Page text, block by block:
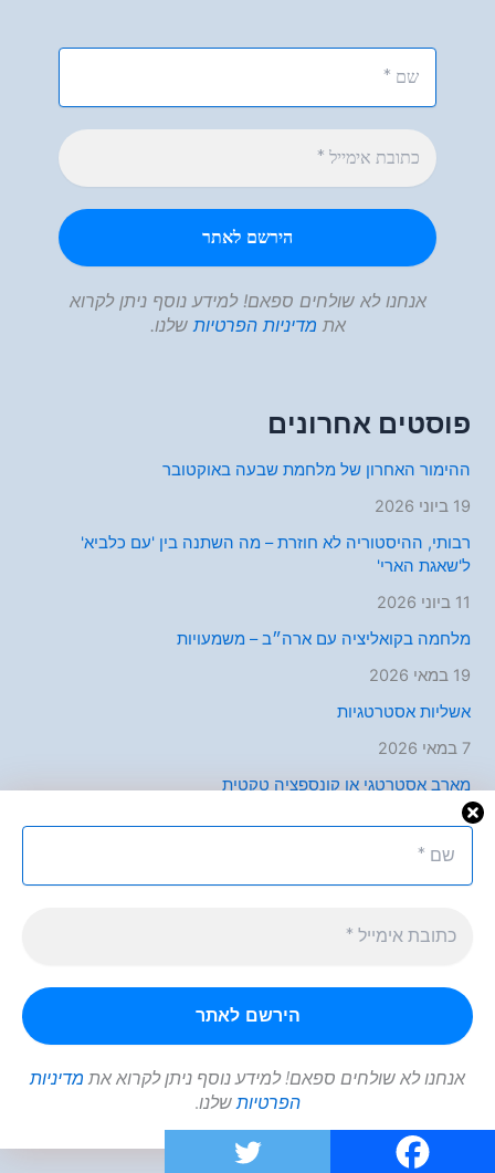
אנחנו לא שולחים ספאם! למידע נוסף ניתן לקרוא את מדיניות
הפרטיותשלנו.
אנחנו לא שולחים ספאם! למידע נוסף ניתן לקרוא
את מדיניות הפרטיותשלנו.
פוסטים אחרונים
ההימור האחרון של מלחמת שבעה באוקטובר
19 ביוני 2026
רבותי, ההיסטוריה לא חוזרת – מה השתנה בין 'עם כלביא'
ל'שאגת הארי'
11 ביוני 2026
מלחמה בקואליציה עם ארה״ב – משמעויות
19 במאי 2026
אשליות אסטרטגיות
7 במאי 2026
מארב אסטרטגי או קונספציה טקטית
30 באפריל 2026
תגובות אחרונות
Omer Dankעלאשליות אסטרטגיות
Omer Dank
אשליות אסטרטגיות
ארכיונים